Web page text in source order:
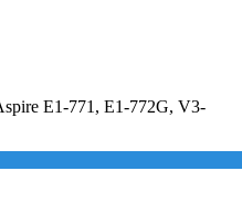
E1-771, E1-772G, V3-